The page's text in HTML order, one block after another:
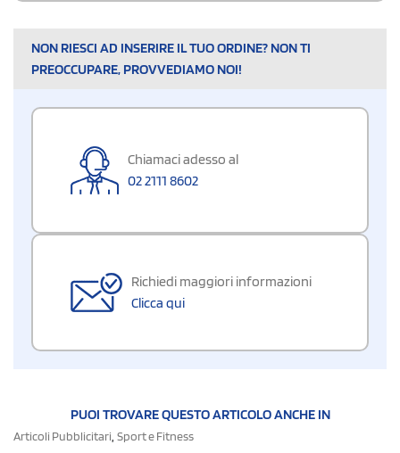
NON RIESCI AD INSERIRE IL TUO ORDINE? NON TI
PREOCCUPARE, PROVVEDIAMO NOI!
Chiamaci adesso al
02 2111 8602
Richiedi maggiori informazioni
Clicca qui
PUOI TROVARE QUESTO ARTICOLO ANCHE IN
Articoli Pubblicitari, Sport e Fitness